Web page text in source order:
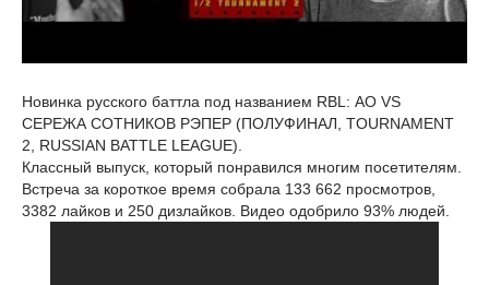
Новинка русского баттла под названием RBL: АО VS
СЕРЕЖА СОТНИКОВ РЭПЕР (ПОЛУФИНАЛ, TOURNAMENT
2, RUSSIAN BATTLE LEAGUE).
Классный выпуск, который понравился многим посетителям.
Встреча за короткое время собрала 133 662 просмотров,
3382 лайков и 250 дизлайков. Видео одобрило 93% людей.